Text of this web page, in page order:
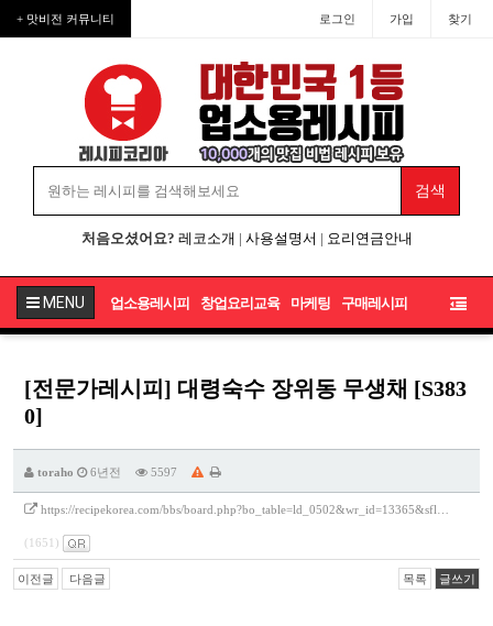
+ 맛비전 커뮤니티 로그인 가입 찾기
처음오셨어요? 레코소개 | 사용설명서 | 요리연금안내
MENU 업소용레시피 창업요리교육 마케팅 구매레시피
[전문가레시피] 대령숙수 장위동 무생채 [S383
0]
toraho 6년전 5597
https://recipekorea.com/bbs/board.php?bo_table=ld_0502&wr_id=13365&sfl…
(1651)
이전글 다음글 목록 글쓰기